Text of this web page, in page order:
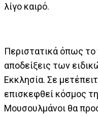
λίγο καιρό.
Περιστατικά όπως
αποδείξεις των
Εκκλησία. Σε
επισκεφθεί κόσμος
Μουσουλμάνοι θα